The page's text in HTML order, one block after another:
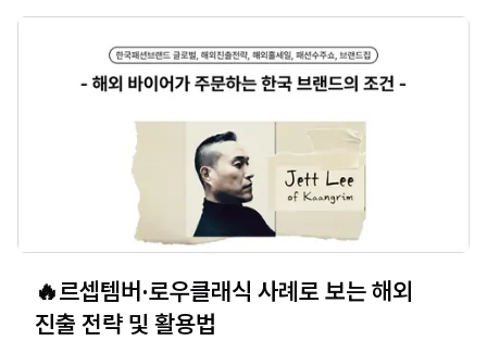
🔥르셉템버·로우클래식 사례로 보는 해외
진출 전략 및 활용법